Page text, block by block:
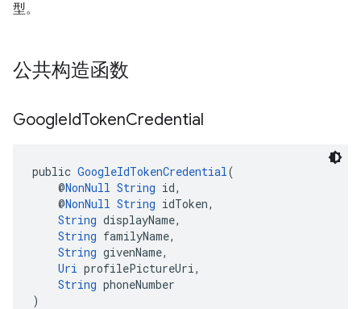
型。
公共构造函数
GoogleIdTokenCredential
public GoogleIdTokenCredential(
@NonNull String id,
@NonNull String idToken,
String displayName,
String familyName,
String givenName,
Uri profilePictureUri,
String phoneNumber
)